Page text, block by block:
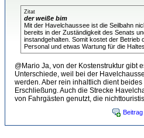
Zitat
der weiße bim
Mit der Havelchaussee ist die Seilbahn
bereits in der Zuständigkeit des Senats
instandgehalten. Somit kostet der Betrieb
Personal und etwas Wartung für die
@Mario Ja, von der Kostenstruktur gibt
Unterschiede, weil bei der
werden. Aber rein inhaltlich dient
Erschließung. Auch die Strecke
von Fahrgästen genutzt, die